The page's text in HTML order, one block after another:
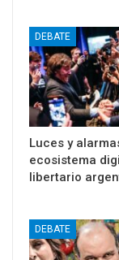
DEBATE
Luces y
ecosistema
libertario
DEBATE